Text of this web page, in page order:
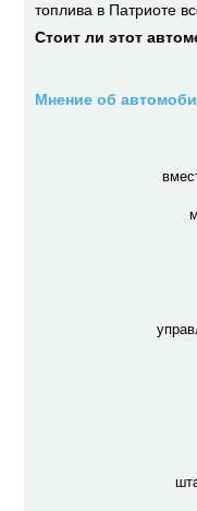
топлива в Патриоте
Стоит ли этот
Мнение об